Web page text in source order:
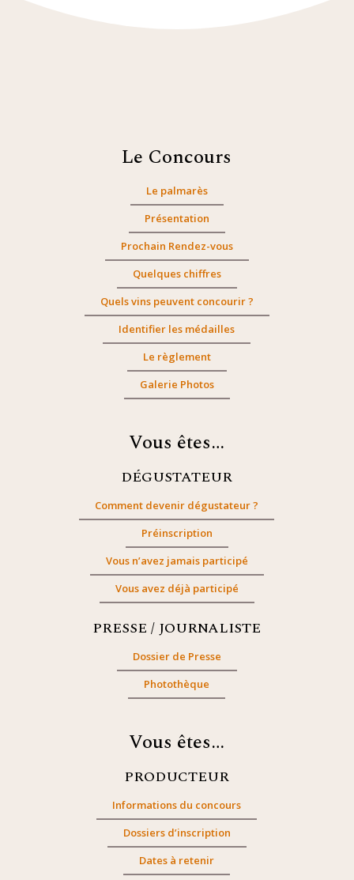
Le Concours
Le palmarès
Présentation
Prochain Rendez-vous
Quelques chiffres
Quels vins peuvent concourir ?
Identifier les médailles
Le règlement
Galerie Photos
Vous êtes…
DÉGUSTATEUR
Comment devenir dégustateur ?
Préinscription
Vous n’avez jamais participé
Vous avez déjà participé
PRESSE / JOURNALISTE
Dossier de Presse
Photothèque
Vous êtes…
PRODUCTEUR
Informations du concours
Dossiers d’inscription
Dates à retenir